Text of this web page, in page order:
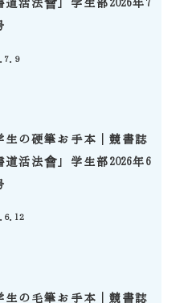
道活法會」学生部2026年7
生の硬筆お手本｜競書誌
道活法會」学生部2026年6
生の毛筆お手本｜競書誌